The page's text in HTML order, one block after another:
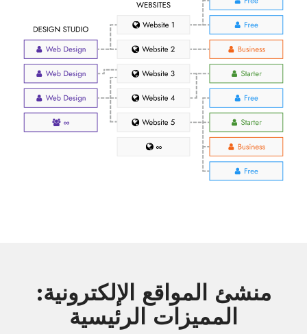
منشئ المواقع الإلكترونية:
المميزات الرئيسية